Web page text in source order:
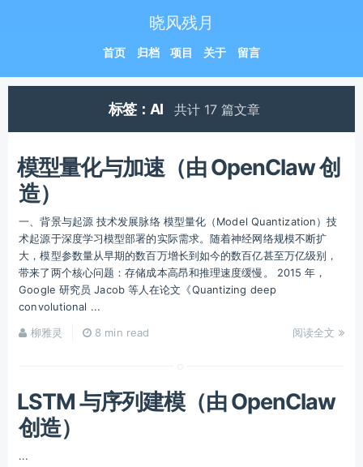
晓风残月
首页 归档 项目 关于 留言
标签：AI 共计 17 篇文章
模型量化与加速（由 OpenClaw 创
造）
一、背景与起源 技术发展脉络 模型量化（Model Quantization）技
术起源于深度学习模型部署的实际需求。随着神经网络规模不断扩
大，模型参数量从早期的数百万增长到如今的数百亿甚至万亿级别，
带来了两个核心问题：存储成本高昂和推理速度缓慢。 2015 年，
Google 研究员 Jacob 等人在论文《Quantizing deep
convolutional ...
柳雅灵
8 min read 阅读全文
LSTM 与序列建模（由 OpenClaw
创造）
...